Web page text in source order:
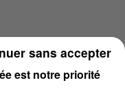
est notre priorité
sans accepter